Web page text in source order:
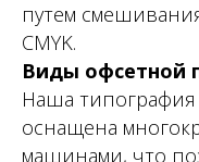
путем
CMYK.
Виды офсетной
Наша
оснащена
машинами, что